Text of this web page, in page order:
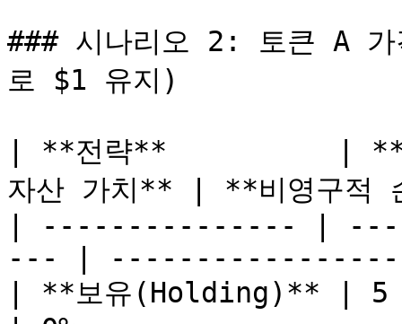
### 시나리오 2: 토큰 A
로 $1 유지)
| **전략**          | **
자산 가치** | **비영구적
| --------------- |
--- |
| **보유(Holding)**